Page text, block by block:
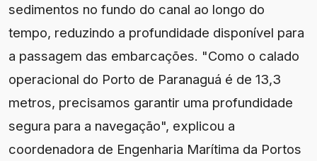
sedimentos no fundo do canal ao longo do
tempo, reduzindo a profundidade disponível para
a passagem das embarcações. "Como o calado
operacional do Porto de Paranaguá é de 13,3
metros, precisamos garantir uma profundidade
segura para a navegação", explicou a
coordenadora de Engenharia Marítima da Portos